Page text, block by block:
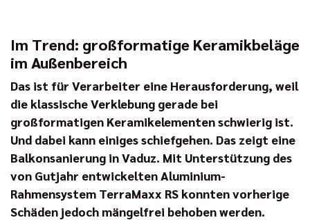
Im Trend: großformatige Keramikbeläge
im Außenbereich
Das ist für Verarbeiter eine Herausforderung, weil
die klassische Verklebung gerade bei
großformatigen Keramikelementen schwierig ist.
Und dabei kann einiges schiefgehen. Das zeigt eine
Balkonsanierung in Vaduz. Mit Unterstützung des
von Gutjahr entwickelten Aluminium-
Rahmensystem TerraMaxx RS konnten vorherige
Schäden jedoch mängelfrei behoben werden.